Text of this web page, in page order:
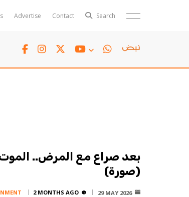
Advertise Contact Search
Polls
TTV
بعد صراع مع المرض.. الموت
(صورة)
29 MAY 2026
2 MONTHS AGO